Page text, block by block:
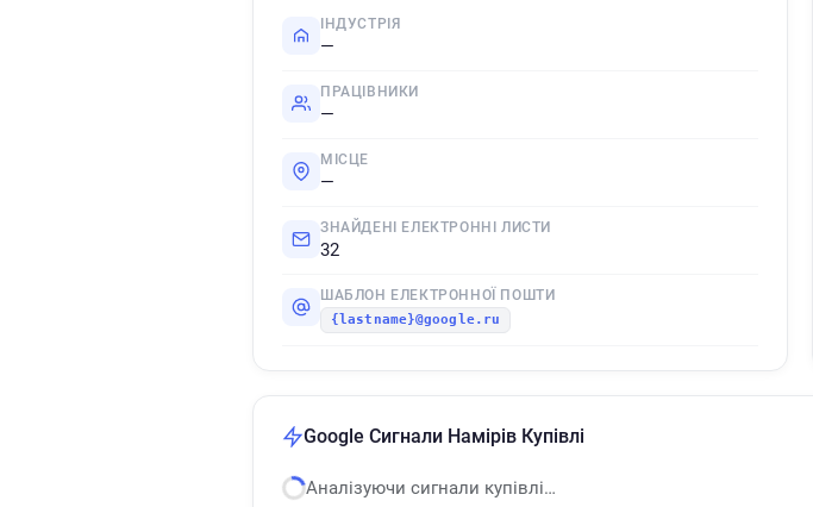
ІНДУСТРІЯ
—
ПРАЦІВНИКИ
—
МІСЦЕ
—
ЗНАЙДЕНІ ЕЛЕКТРОННІ ЛИСТИ
32
ШАБЛОН ЕЛЕКТРОННОЇ ПОШТИ
{lastname}@google.ru
Google Сигнали Намірів Купівлі
Аналізуючи сигнали купівлі…